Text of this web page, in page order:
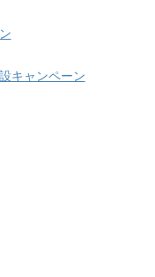
キャンペーン